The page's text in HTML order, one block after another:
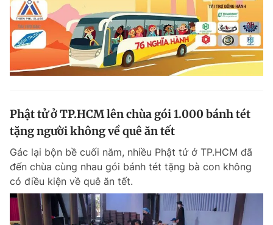
Phật tử ở TP.HCM lên chùa gói 1.000 bánh tét
tặng người không về quê ăn tết
Gác lại bộn bề cuối năm, nhiều Phật tử ở TP.HCM đã
đến chùa cùng nhau gói bánh tét tặng bà con không
có điều kiện về quê ăn tết.